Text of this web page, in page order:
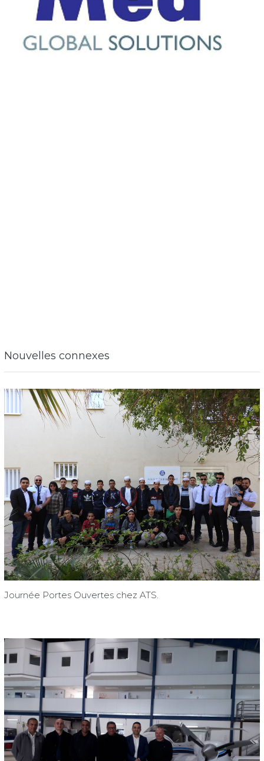
Nouvelles connexes
Journée Portes Ouvertes chez ATS.